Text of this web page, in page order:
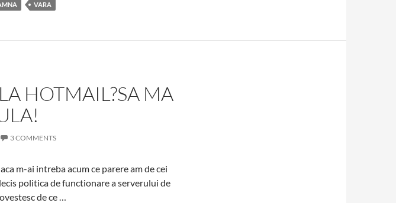
VARA
HOTMAIL?SA MA
3 COMMENTS
m-ai intreba acum ce parere am de cei
politica de functionare a serverului de
de ce …